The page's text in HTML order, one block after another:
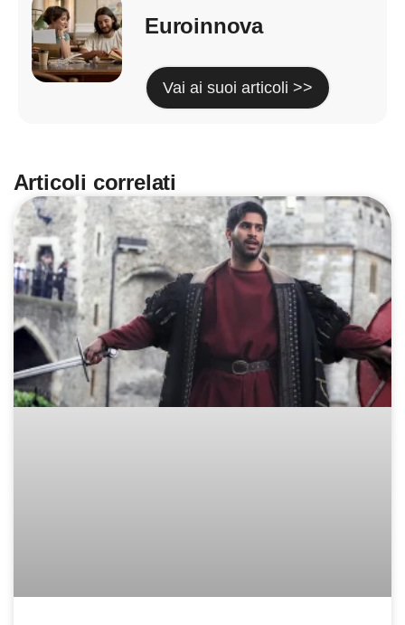
Euroinnova
Vai ai suoi articoli >>
Articoli correlati